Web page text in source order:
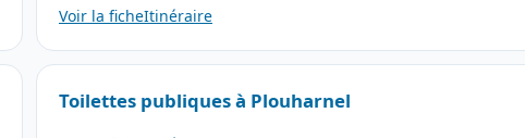
Voir la ficheItinéraire
Toilettes publiques à Plouharnel